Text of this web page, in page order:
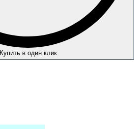
Купить в один клик